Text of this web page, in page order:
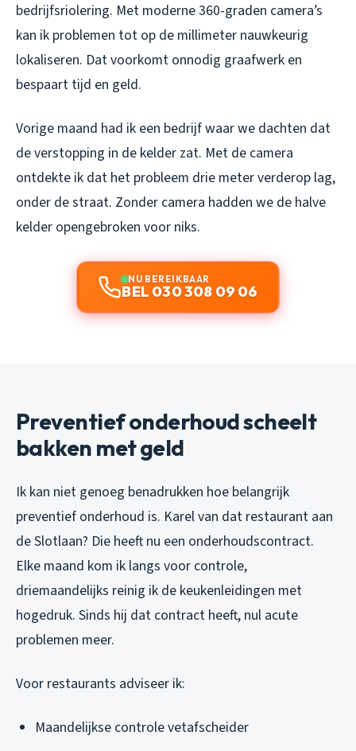
bedrijfsriolering. Met moderne 360-graden camera’s
kan ik problemen tot op de millimeter nauwkeurig
lokaliseren. Dat voorkomt onnodig graafwerk en
bespaart tijd en geld.
Vorige maand had ik een bedrijf waar we dachten dat
de verstopping in de kelder zat. Met de camera
ontdekte ik dat het probleem drie meter verderop lag,
onder de straat. Zonder camera hadden we de halve
kelder opengebroken voor niks.
NU BEREIKBAAR
BEL 030 308 09 06
Preventief onderhoud scheelt
bakken met geld
Ik kan niet genoeg benadrukken hoe belangrijk
preventief onderhoud is. Karel van dat restaurant aan
de Slotlaan? Die heeft nu een onderhoudscontract.
Elke maand kom ik langs voor controle,
driemaandelijks reinig ik de keukenleidingen met
hogedruk. Sinds hij dat contract heeft, nul acute
problemen meer.
Voor restaurants adviseer ik:
Maandelijkse controle vetafscheider